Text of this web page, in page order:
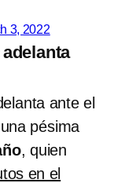
3, 2022
ante el
pésima
, quien
en el